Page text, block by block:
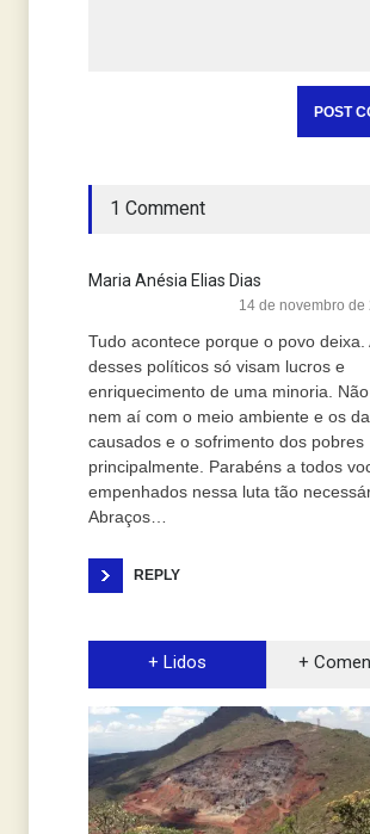
1 Comment
Maria Anésia Elias Dias
14 de novembro de
Tudo acontece porque o povo deixa.
desses políticos só visam lucros e
enriquecimento de uma minoria.
nem aí com o meio ambiente e os
causados e o sofrimento dos pobres
principalmente. Parabéns a todos
empenhados nessa luta tão
Abraços…
REPLY
+ Lidos +